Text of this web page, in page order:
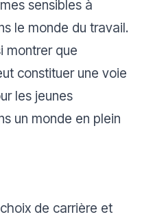
sensibles à
le monde du travail.
montrer que
constituer une voie
les jeunes
un monde en plein
de carrière et